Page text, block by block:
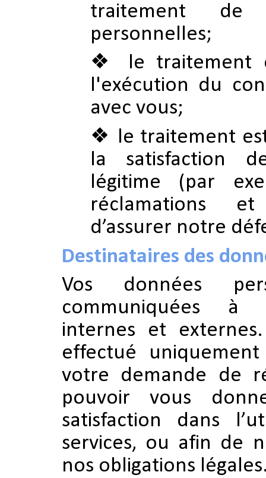
traitement de
personnelles;
le traitement
l'exécution du
avec vous;
le traitement
la satisfaction
légitime (par
réclamations
d’assurer notre
Destinataires des
Vos données
communiquées à
internes et
effectué
votre demande de
pouvoir vous
satisfaction dans
services, ou afin de
nos obligations